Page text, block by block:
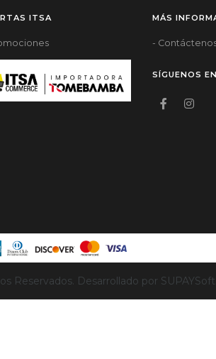
ITSA MÁS
-
SÍGUENOS EN
Reservados. Desarrollado por SUPAYSoft.